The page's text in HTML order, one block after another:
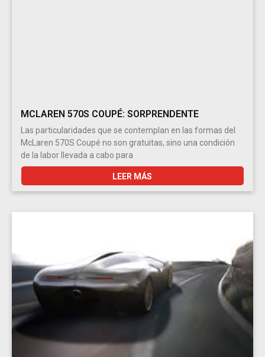
MCLAREN 570S COUPÉ: SORPRENDENTE
Las particularidades que se contemplan en las formas del
McLaren 570S Coupé no son gratuitas, sino una condición
de la labor llevada a cabo para
LEER MÁS